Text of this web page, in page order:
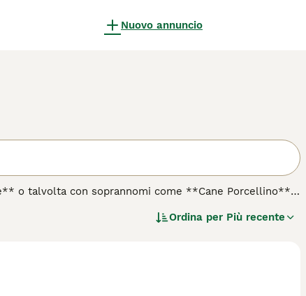
Nuovo annuncio
o talvolta con soprannomi come **Cane Porcellino** o
stato allevato per la caccia a cervi, caprioli e cinghiali
a chi vive in città o a chi non ha esperienza con
e la giusta stimolazione mentale. Ha bisogno di
sicuri. Il pelo richiede una manutenzione bassa,
per prevenire infezioni. Se cerchi un cane affettuoso e
Ordina per Più recente